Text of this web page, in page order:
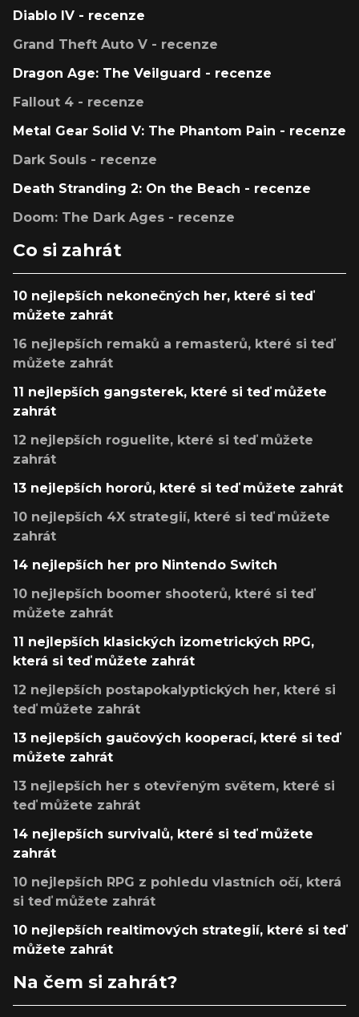
Diablo IV - recenze
Grand Theft Auto V - recenze
Dragon Age: The Veilguard - recenze
Fallout 4 - recenze
Metal Gear Solid V: The Phantom Pain - recenze
Dark Souls - recenze
Death Stranding 2: On the Beach - recenze
Doom: The Dark Ages - recenze
Co si zahrát
10 nejlepších nekonečných her, které si teď
můžete zahrát
16 nejlepších remaků a remasterů, které si teď
můžete zahrát
11 nejlepších gangsterek, které si teď můžete
zahrát
12 nejlepších roguelite, které si teď můžete
zahrát
13 nejlepších hororů, které si teď můžete zahrát
10 nejlepších 4X strategií, které si teď můžete
zahrát
14 nejlepších her pro Nintendo Switch
10 nejlepších boomer shooterů, které si teď
můžete zahrát
11 nejlepších klasických izometrických RPG,
která si teď můžete zahrát
12 nejlepších postapokalyptických her, které si
teď můžete zahrát
13 nejlepších gaučových kooperací, které si teď
můžete zahrát
13 nejlepších her s otevřeným světem, které si
teď můžete zahrát
14 nejlepších survivalů, které si teď můžete
zahrát
10 nejlepších RPG z pohledu vlastních očí, která
si teď můžete zahrát
10 nejlepších realtimových strategií, které si teď
můžete zahrát
Na čem si zahrát?